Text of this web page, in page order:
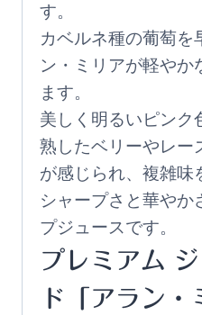
す。
カベルネ種の葡萄を
ン・ミリアが軽やか
ます。
美しく明るいピンク
熟したベリーやレー
が感じられ、複雑味
シャープさと華やか
プジュースです。
プレミアム
ド「アラン・